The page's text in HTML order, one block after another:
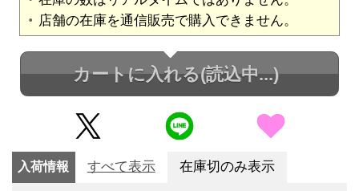
店舗の在庫を通信販売で購入できません。
カートに入れる(読込中...)
入荷情報 すべて表示 在庫切のみ表示